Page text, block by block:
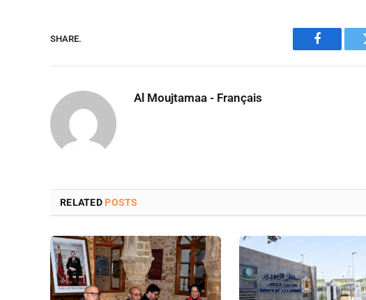
SHARE.
Facebook
Al Moujtamaa - Français
RELATED POSTS